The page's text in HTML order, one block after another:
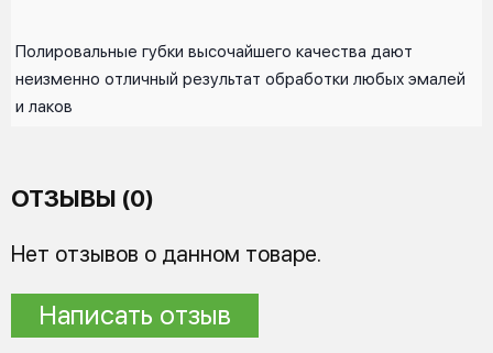
Полировальные губки высочайшего качества дают
неизменно отличный результат обработки любых эмалей
и лаков
ОТЗЫВЫ (0)
Нет отзывов о данном товаре.
Написать отзыв